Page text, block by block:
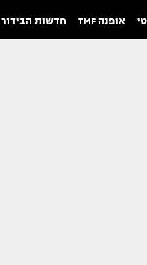
אופנה TMF חדשות הבידור